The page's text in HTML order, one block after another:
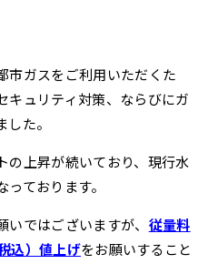
市ガスをご利用いただくた
キュリティ対策、ならびにガ
た。
の上昇が続いており、現行水
ております。
ではございますが、 従量料
込）値上げをお願いすること